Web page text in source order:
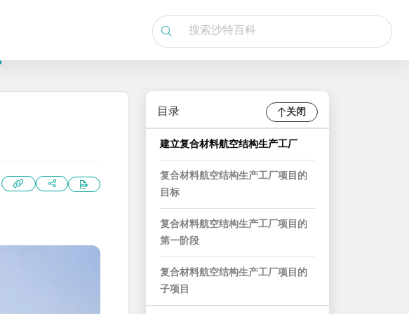
目录 关闭
建立复合材料航空结构生产工厂
复合材料航空结构生产工厂项目的
目标
复合材料航空结构生产工厂项目的
第一阶段
复合材料航空结构生产工厂项目的
子项目